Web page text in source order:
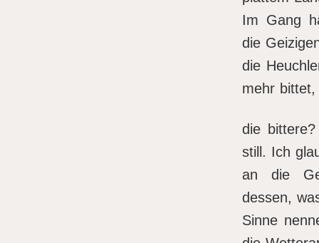
Im Gang
die
die
mehr bittet,
die
still. Ich
an die
dessen,
Sinne